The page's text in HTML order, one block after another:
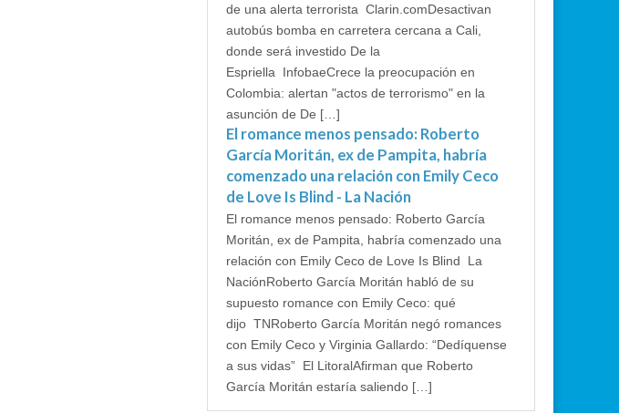
de una alerta terrorista Clarin.comDesactivan
autobús bomba en carretera cercana a Cali,
donde será investido De la
Espriella InfobaeCrece la preocupación en
Colombia: alertan "actos de terrorismo" en la
asunción de De […]
El romance menos pensado: Roberto
García Moritán, ex de Pampita, habría
comenzado una relación con Emily Ceco
de Love Is Blind - La Nación
El romance menos pensado: Roberto García
Moritán, ex de Pampita, habría comenzado una
relación con Emily Ceco de Love Is Blind La
NaciónRoberto García Moritán habló de su
supuesto romance con Emily Ceco: qué
dijo TNRoberto García Moritán negó romances
con Emily Ceco y Virginia Gallardo: “Dedíquense
a sus vidas” El LitoralAfirman que Roberto
García Moritán estaría saliendo […]